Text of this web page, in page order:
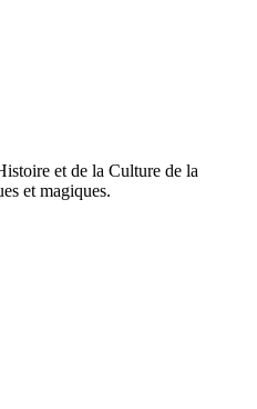
et de la Culture de la
et magiques.